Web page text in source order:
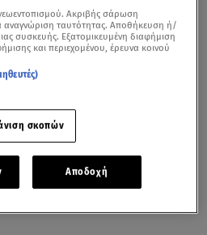
Ακριβής σάρωση
αναγνώριση ταυτότητας. Αποθήκευση ή/
συσκευής. Εξατομικευμένη διαφήμιση
και περιεχομένου, έρευνα κοινού
σκοπών
Αποδοχή